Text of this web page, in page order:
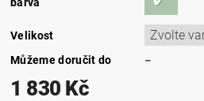
Velikost
Můžeme doručit do
–
1 830 Kč